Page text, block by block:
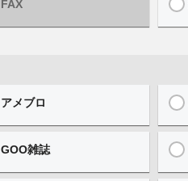
FAX
アメブロ
GOO雑誌